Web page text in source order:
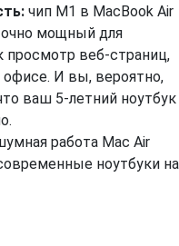
чип M1 в MacBook Air
мощный для
просмотр веб-страниц,
И вы, вероятно,
ваш 5-летний ноутбук
работа Mac Air
ноутбуки на